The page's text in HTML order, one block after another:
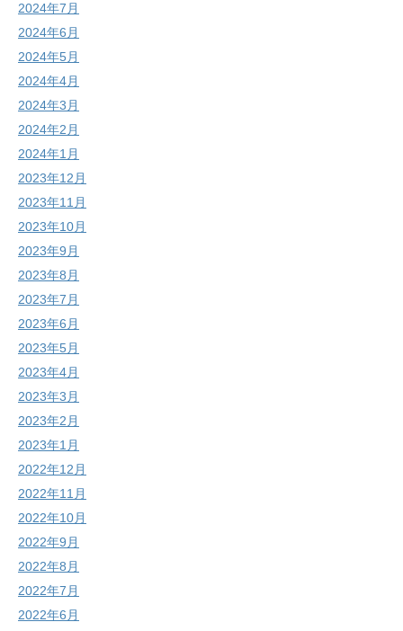
2024年7月
2024年6月
2024年5月
2024年4月
2024年3月
2024年2月
2024年1月
2023年12月
2023年11月
2023年10月
2023年9月
2023年8月
2023年7月
2023年6月
2023年5月
2023年4月
2023年3月
2023年2月
2023年1月
2022年12月
2022年11月
2022年10月
2022年9月
2022年8月
2022年7月
2022年6月